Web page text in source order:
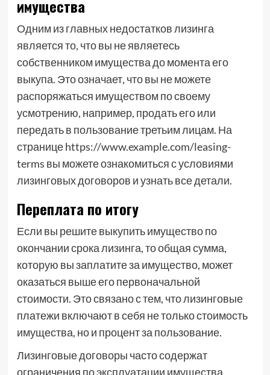
имущества
Одним из главных недостатков лизинга
является то, что вы не являетесь
собственником имущества до момента его
выкупа. Это означает, что вы не можете
распоряжаться имуществом по своему
усмотрению, например, продать его или
передать в пользование третьим лицам. На
странице https://www.example.com/leasing-
terms вы можете ознакомиться с условиями
лизинговых договоров и узнать все детали.
Переплата по итогу
Если вы решите выкупить имущество по
окончании срока лизинга, то общая сумма,
которую вы заплатите за имущество, может
оказаться выше его первоначальной
стоимости. Это связано с тем, что лизинговые
платежи включают в себя не только стоимость
имущества, но и процент за пользование.
Лизинговые договоры часто содержат
ограничения по эксплуатации имущества.